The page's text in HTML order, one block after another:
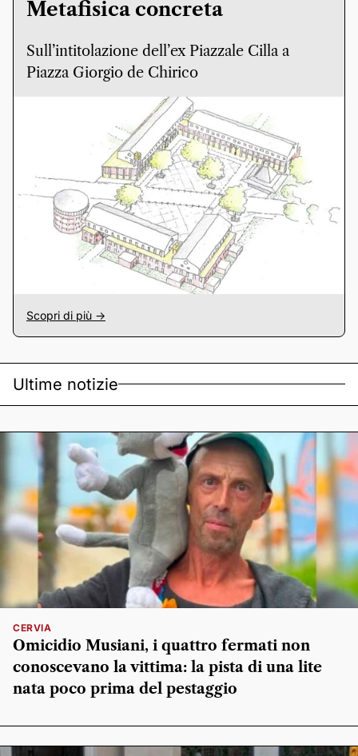
Metafisica concreta
Sull’intitolazione dell’ex Piazzale Cilla a
Piazza Giorgio de Chirico
Scopri di più ->
Ultime notizie
CERVIA
Omicidio Musiani, i quattro fermati non
conoscevano la vittima: la pista di una lite
nata poco prima del pestaggio